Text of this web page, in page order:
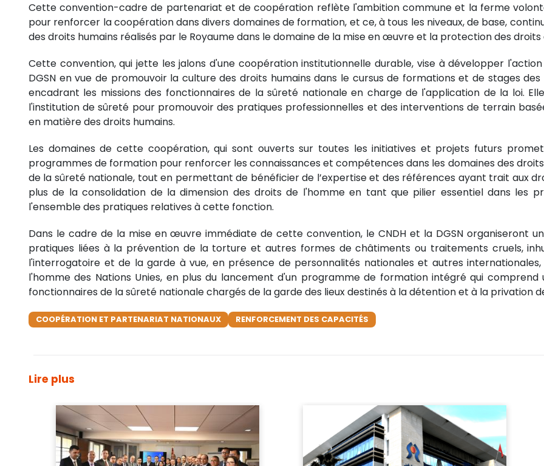
Cette convention-cadre de partenariat et de coopération reflète l'ambition commune et la ferme
pour renforcer la coopération dans divers domaines de formation, et ce, à tous les niveaux, de base,
des droits humains réalisés par le Royaume dans le domaine de la mise en œuvre et la protection des droits
Cette convention, qui jette les jalons d'une coopération institutionnelle durable, vise à développer
DGSN en vue de promouvoir la culture des droits humains dans le cursus de formations et de stages
encadrant les missions des fonctionnaires de la sûreté nationale en charge de l'application de la loi.
l'institution de sûreté pour promouvoir des pratiques professionnelles et des interventions de terrain
en matière des droits humains.
Les domaines de cette coopération, qui sont ouverts sur toutes les initiatives et projets futurs
programmes de formation pour renforcer les connaissances et compétences dans les domaines des
de la sûreté nationale, tout en permettant de bénéficier de l’expertise et des références ayant trait aux
plus de la consolidation de la dimension des droits de l'homme en tant que pilier essentiel dans les
l'ensemble des pratiques relatives à cette fonction.
Dans le cadre de la mise en œuvre immédiate de cette convention, le CNDH et la DGSN organiseront
pratiques liées à la prévention de la torture et autres formes de châtiments ou traitements cruels,
l'interrogatoire et de la garde à vue, en présence de personnalités nationales et autres
l'homme des Nations Unies, en plus du lancement d'un programme de formation intégré qui
fonctionnaires de la sûreté nationale chargés de la garde des lieux destinés à la détention et à la privation
COOPÉRATION ET PARTENARIAT NATIONAUX RENFORCEMENT DES CAPACITÉS
Lire plus